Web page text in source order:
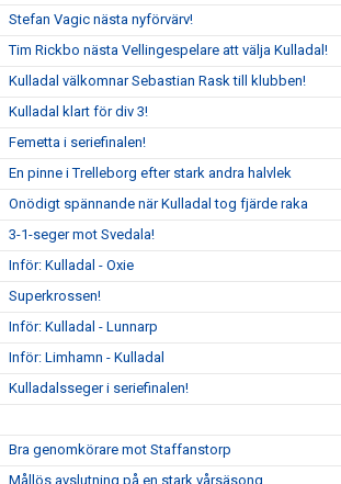
Stefan Vagic nästa nyförvärv!
Tim Rickbo nästa Vellingespelare att välja Kulladal!
Kulladal välkomnar Sebastian Rask till klubben!
Kulladal klart för div 3!
Femetta i seriefinalen!
En pinne i Trelleborg efter stark andra halvlek
Onödigt spännande när Kulladal tog fjärde raka
3-1-seger mot Svedala!
Inför: Kulladal - Oxie
Superkrossen!
Inför: Kulladal - Lunnarp
Inför: Limhamn - Kulladal
Kulladalsseger i seriefinalen!
Bra genomkörare mot Staffanstorp
Mållös avslutning på en stark vårsäsong